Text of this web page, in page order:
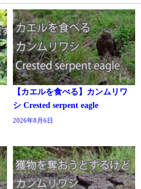
【カエルを食べる】カンムリワ
シ Crested serpent eagle
2026年8月6日